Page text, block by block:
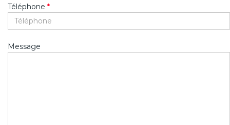
Téléphone *
Message